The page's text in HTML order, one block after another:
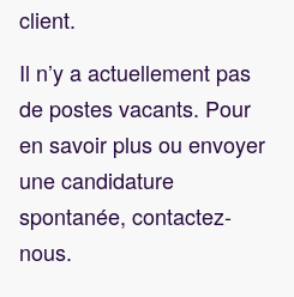
client.
Il n’y a actuellement pas
de postes vacants. Pour
en savoir plus ou envoyer
une candidature
spontanée, contactez-
nous.